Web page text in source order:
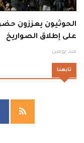
الحوثيون يعززون
على إطلاق الصواريخ
منذ يومين
تابعنا